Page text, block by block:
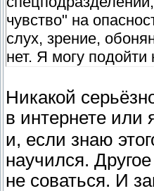
чувство" на
слух, зрение,
нет. Я могу
Никакой
в интернете или
и, если знаю
научился.
не соваться. И